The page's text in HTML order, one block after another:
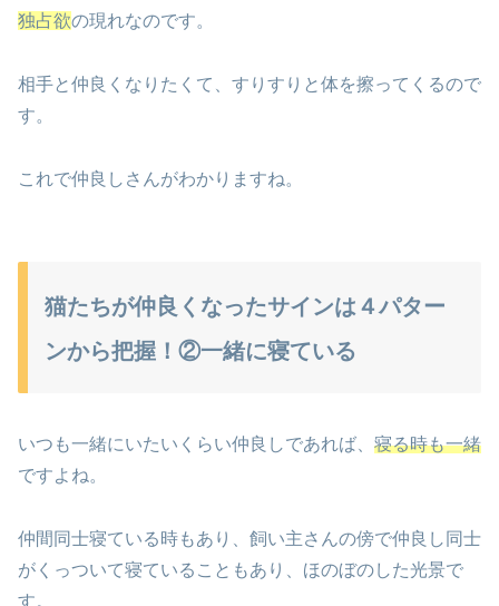
独占欲の現れなのです。
相手と仲良くなりたくて、すりすりと体を擦ってくるので
す。
これで仲良しさんがわかりますね。
猫たちが仲良くなったサインは４パター
ンから把握！②一緒に寝ている
いつも一緒にいたいくらい仲良しであれば、 寝る時も一緒
ですよね。
仲間同士寝ている時もあり、飼い主さんの傍で仲良し同士
がくっついて寝ていることもあり、ほのぼのした光景で
す。